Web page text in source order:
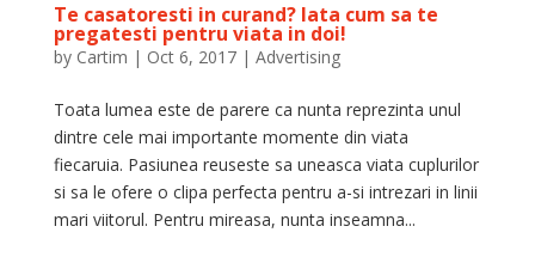
Te casatoresti in curand? Iata cum sa te
pregatesti pentru viata in doi!
by Cartim | Oct 6, 2017| Advertising
Toata lumea este de parere ca nunta reprezinta unul
dintre cele mai importante momente din viata
fiecaruia. Pasiunea reuseste sa uneasca viata cuplurilor
si sa le ofere o clipa perfecta pentru a-si intrezari in linii
mari viitorul. Pentru mireasa, nunta inseamna...